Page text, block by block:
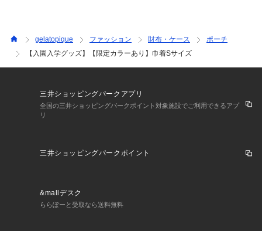
gelatopique ファッション 財布・ケース
ポーチ
【入園入学グッズ】【限定カラーあり】巾着Sサイズ
三井ショッピングパークアプリ
全国の三井ショッピングパークポイント対象施設でご利用できるアプ
リ
三井ショッピングパークポイント
&mallデスク
ららぽーと受取なら送料無料